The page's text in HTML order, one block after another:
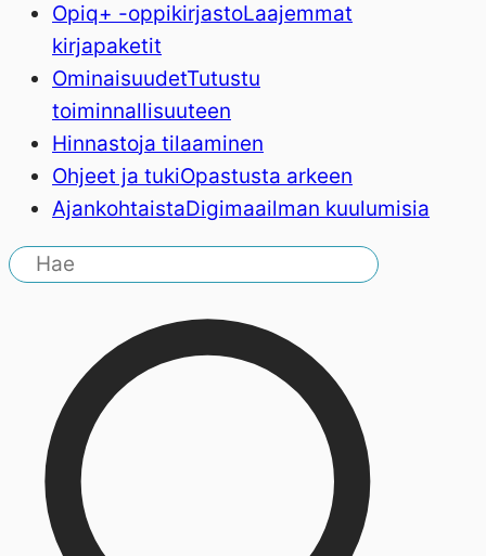
Opiq+ -oppikirjastoLaajemmat
kirjapaketit
OminaisuudetTutustu
toiminnallisuuteen
Hinnastoja tilaaminen
Ohjeet ja tukiOpastusta arkeen
AjankohtaistaDigimaailman kuulumisia